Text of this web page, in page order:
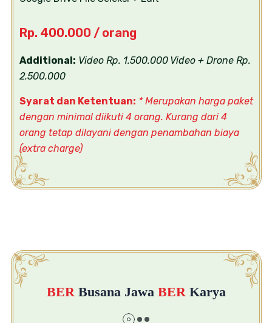
Rp. 400.000 / orang
Additional: Video Rp. 1.500.000Video + Drone Rp.
2.500.000
Syarat dan Ketentuan: * Merupakan harga paket
dengan minimal diikuti 4 orang. Kurang dari 4
orang tetap dilayani dengan penambahan biaya
(extra charge)
BER Busana Jawa BER Karya